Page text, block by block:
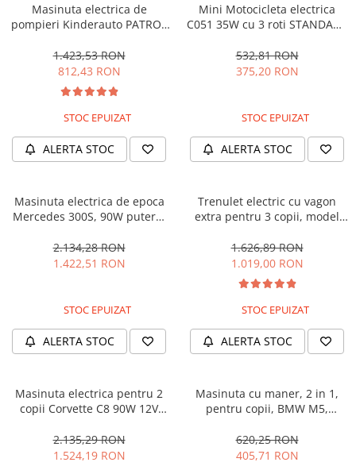
Masinuta electrica de
pompieri Kinderauto PATROL
1.423,53 RON
812,43 RON
STOC EPUIZAT
ALERTA STOC
Mini Motocicleta electrica
C051 35W cu 3 roti STANDARD
532,81 RON
375,20 RON
STOC EPUIZAT
ALERTA STOC
Masinuta electrica de epoca
Mercedes 300S, 90W putere,
2.134,28 RON
1.422,51 RON
STOC EPUIZAT
ALERTA STOC
Trenulet electric cu vagon
extra pentru 3 copii, model
music player, albastru
1.626,89 RON
1.019,00 RON
STOC EPUIZAT
ALERTA STOC
Masinuta electrica pentru 2
copii Corvette C8 90W 12V
2.135,29 RON
1.524,19 RON
Masinuta cu maner, 2 in 1,
pentru copii, BMW M5,
620,25 RON
405,71 RON